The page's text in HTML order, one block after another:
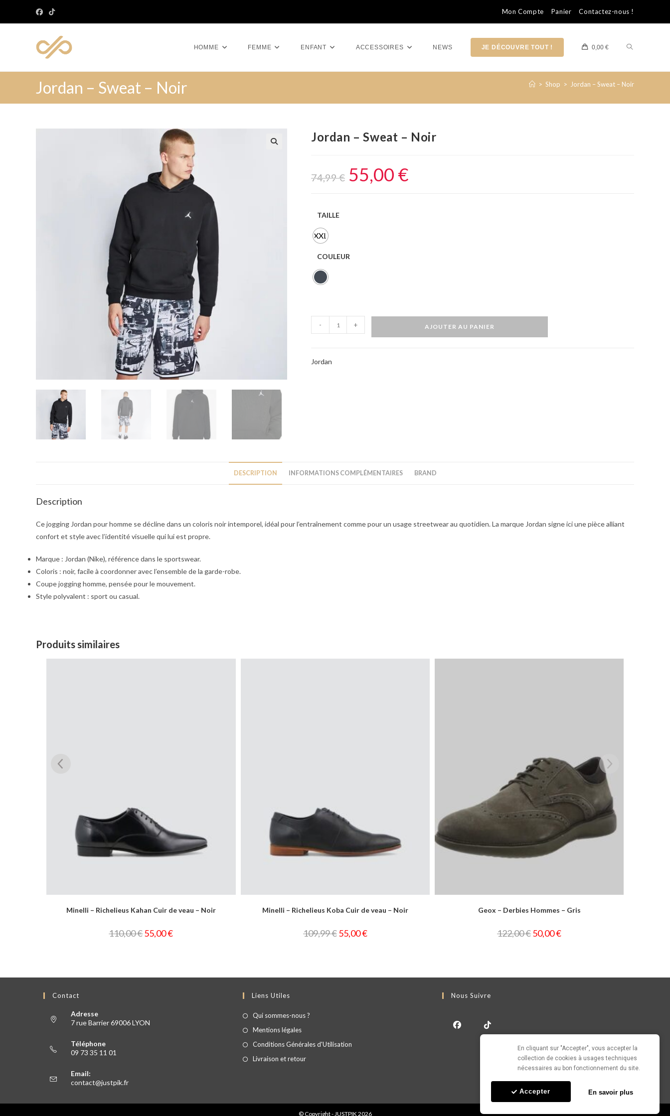
Mon Compte Panier Contactez-nous !
HOMME FEMME ENFANT ACCESSOIRES NEWS JE DÉCOUVRE TOUT ! 0,00 €
Jordan – Sweat – Noir > Shop > Jordan – Sweat – Noir
Jordan – Sweat – Noir
74,99€ 55,00 €
TAILLE
XXL
COULEUR
- + AJOUTER AU PANIER
Jordan
DESCRIPTION INFORMATIONS COMPLÉMENTAIRES BRAND
Description
Ce jogging Jordan pour homme se décline dans un coloris noir intemporel, idéal pour l’entraînement comme pour un usage streetwear au quotidien. La marque Jordan signe ici une pièce alliant
confort et style avec l’identité visuelle qui lui est propre.
Marque : Jordan (Nike), référence dans le sportswear.
Coloris : noir, facile à coordonner avec l’ensemble de la garde-robe.
Coupe jogging homme, pensée pour le mouvement.
Style polyvalent : sport ou casual.
Produits similaires
Minelli – Richelieus Kahan Cuir de veau – Noir
110,00€55,00€
Minelli – Richelieus Koba Cuir de veau – Noir
109,99€55,00€
Geox – Derbies Hommes – Gris
122,00€50,00€
Contact
Adresse
7 rue Barrier 69006 LYON
Téléphone
09 73 35 11 01
Email:
contact@justpik.fr
Liens Utiles
Qui sommes-nous ?
Mentions légales
Conditions Générales d'Utilisation
Livraison et retour
Nous Suivre
© Copyright - JUSTPIK 2026
Accepter
En cliquant sur "Accepter", vous accepter la
collection de cookies à usages techniques
nécessaires au bon fonctionnement du site.
En savoir plus